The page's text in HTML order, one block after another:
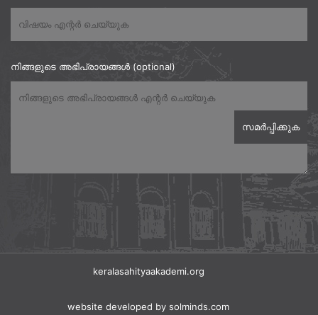
നിങ്ങളുടെ അഭിപ്രായങ്ങൾ (optional)
keralasahityaakademi.org
website developed by solminds.com